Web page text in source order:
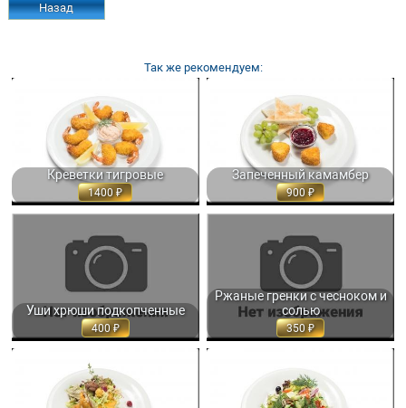
Назад
Так же рекомендуем:
Креветки тигровые
1400
КРЕВЕТКИ ТИГРОВЫЕ В
ХРУСТЯЩЕМ ПАНЦИРЕ С
СОУСОМ... 250/70 ГР. 1400
Запеченный камамбер
900
ЗАПЕЧЕННЫЙ КАМАМБЕР,
СЕРВИРУЕТСЯ СВЕЖИМ
ВИНОГРАДОМ,... 300 ГР. 900
Уши хрюши подкопченные
400
УШИ ХРЮШИ ПОДКОПЧЕННЫЕ, С
РЖАНЫМИ ГРЕНКАМИ И СОУСОМ
ИЗ... 120/120 ГР. 400
Ржаные гренки с чесноком и
солью
350
РЖАНЫЕ ГРЕНКИ С ЧЕСНОКОМ И
СОЛЬЮ, ПОДАЮТСЯ С ОСТРЫМ...
240 ГР. 350
САЛАТ С ПЕЧЁНОЙ ТЫКВОЙ И
ЖАРЕНОЙ КУРИНОЙ ПЕЧЕНЬЮ,...
250 ГР. 750
САЛАТ ГРЕЧЕСКИЙ С САЛАТНЫМИ
ЛИСТЬЯМИ, СВЕЖИМИ
ОВОЩАМИ,... 250 ГР. 690